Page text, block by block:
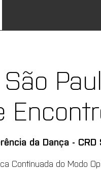
da Dança - CRD
Continuada do Modo